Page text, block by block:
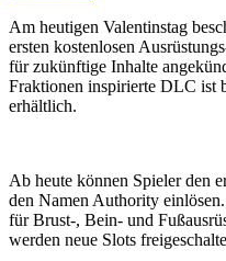
Am heutigen Valentinstag
ersten kostenlosen
für zukünftige Inhalte
Fraktionen inspirierte DLC ist
erhältlich.
Ab heute können Spieler den
den Namen Authority
für Brust-, Bein- und
werden neue Slots